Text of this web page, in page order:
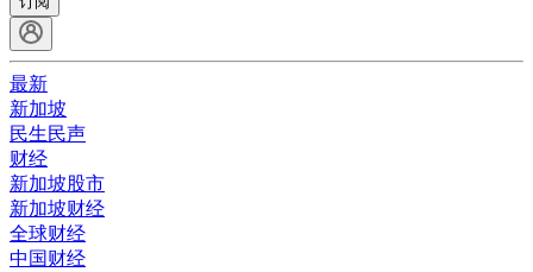
最新
新加坡
民生民声
财经
新加坡股市
新加坡财经
全球财经
中国财经